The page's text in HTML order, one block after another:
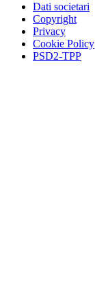
Dati societari
Copyright
Privacy
Cookie Policy
PSD2-TPP